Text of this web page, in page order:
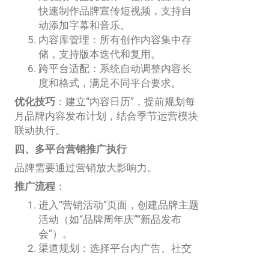
快速制作品牌宣传短视频，支持自
动添加字幕和音乐。
内容库管理：所有创作内容集中存
储，支持版本迭代和复用。
跨平台适配：系统自动调整内容长
度和格式，满足不同平台要求。
优化技巧 ：建立“内容日历”，提前规划每
月品牌内容发布计划，结合季节运营模块
联动执行。
四、多平台营销推广执行
品牌需要通过营销放大影响力。
推广流程 ：
进入“营销活动”页面，创建品牌主题
活动（如“品牌周年庆”“新品发布
会”）。
渠道规划：选择平台内广告、社交